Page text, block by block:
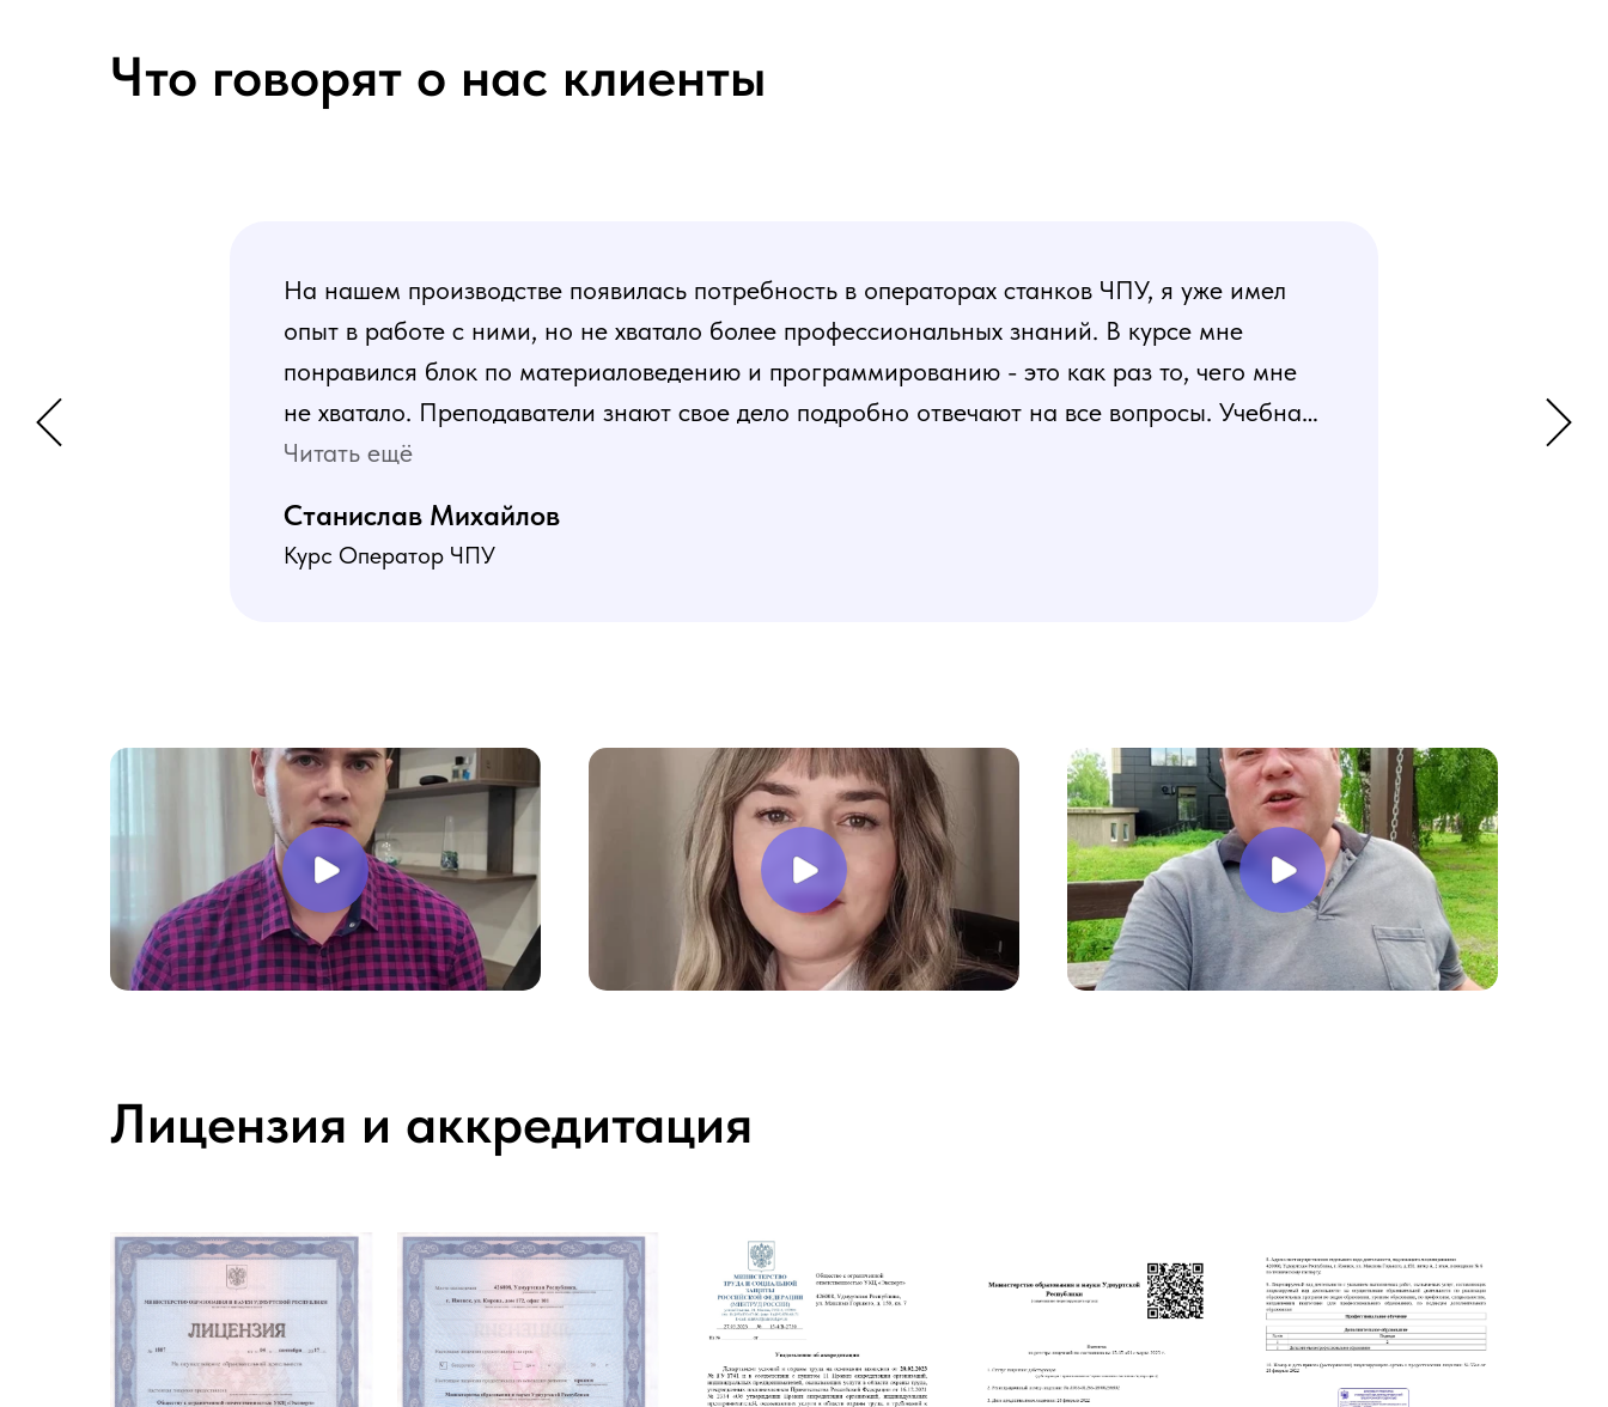
Что говорят о нас клиенты
На нашем производстве появилась потребность в операторах станков ЧПУ, я уже имел
опыт в работе с ними, но не хватало более профессиональных знаний. В курсе мне
понравился блок по материаловедению и программированию - это как раз то, чего мне
не хватало. Преподаватели знают свое дело подробно отвечают на все вопросы. Учебная
программа пошаговая и постепенная, это очень облегчает процесс усвоения материала.
Читать ещё
Станислав Михайлов
Курс Оператор ЧПУ
Лицензия и аккредитация